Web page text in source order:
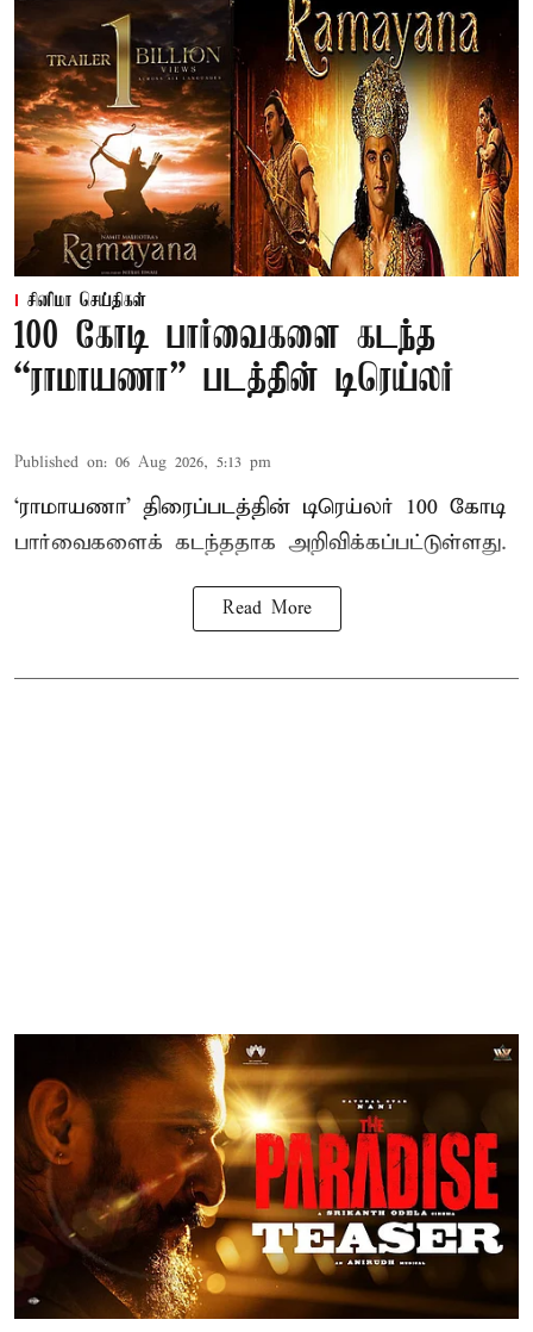
சினிமா செய்திகள்
100 கோடி பார்வைகளை கடந்த
“ராமாயணா” படத்தின் டிரெய்லர்
Published on: 06 Aug 2026, 5:13 pm
‘ராமாயணா’ திரைப்படத்தின் டிரெய்லர் 100 கோடி
பார்வைகளைக் கடந்ததாக அறிவிக்கப்பட்டுள்ளது.
Read More